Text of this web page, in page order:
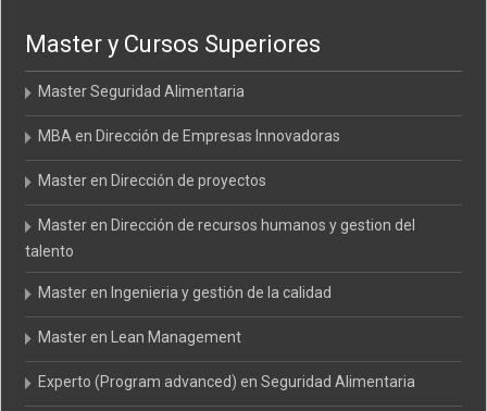
Master y Cursos Superiores
Master Seguridad Alimentaria
MBA en Dirección de Empresas Innovadoras
Master en Dirección de proyectos
Master en Dirección de recursos humanos y gestion del
talento
Master en Ingenieria y gestión de la calidad
Master en Lean Management
Experto (Program advanced) en Seguridad Alimentaria